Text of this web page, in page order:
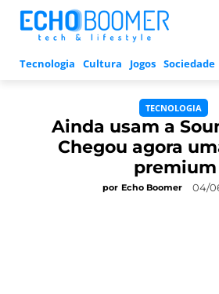
Tecnologia Cultura Jogos Sociedade
TECNOLOGIA
Ainda usam a
Chegou agora
premium
por Echo Boomer 04/